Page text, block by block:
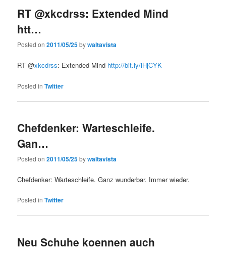
RT @xkcdrss: Extended Mind
htt…
Posted on2011/05/25bywaltavista
RT @xkcdrss: Extended Mind http://bit.ly/iHjCYK
Posted in Twitter
Chefdenker: Warteschleife.
Gan…
Posted on2011/05/25bywaltavista
Chefdenker: Warteschleife. Ganz wunderbar. Immer wieder.
Posted in Twitter
Neu Schuhe koennen auch